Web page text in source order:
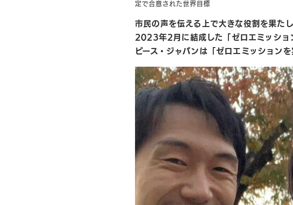
定で合意された世界目標
市民の声を伝える上で大きな役割を果た
2023年2月に結成した「ゼロエミッショ
ピース・ジャパンは「ゼロエミッション